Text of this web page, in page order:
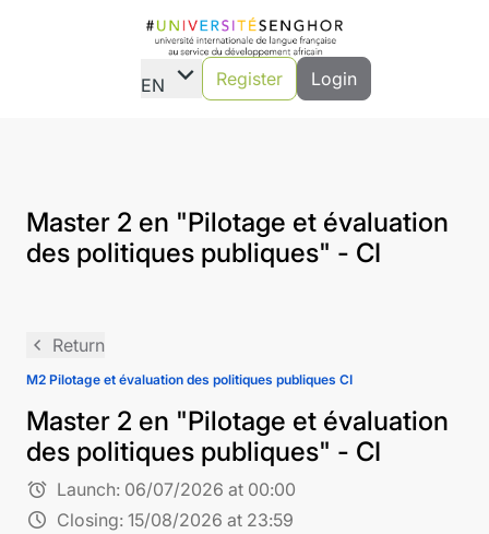
EN expand_more Register Login
Master 2 en "Pilotage et évaluation
des politiques publiques" - CI
navigate_before Return
M2 Pilotage et évaluation des politiques publiques CI
Master 2 en "Pilotage et évaluation
des politiques publiques" - CI
alarm Launch: 06/07/2026 at 00:00
schedule Closing: 15/08/2026 at 23:59